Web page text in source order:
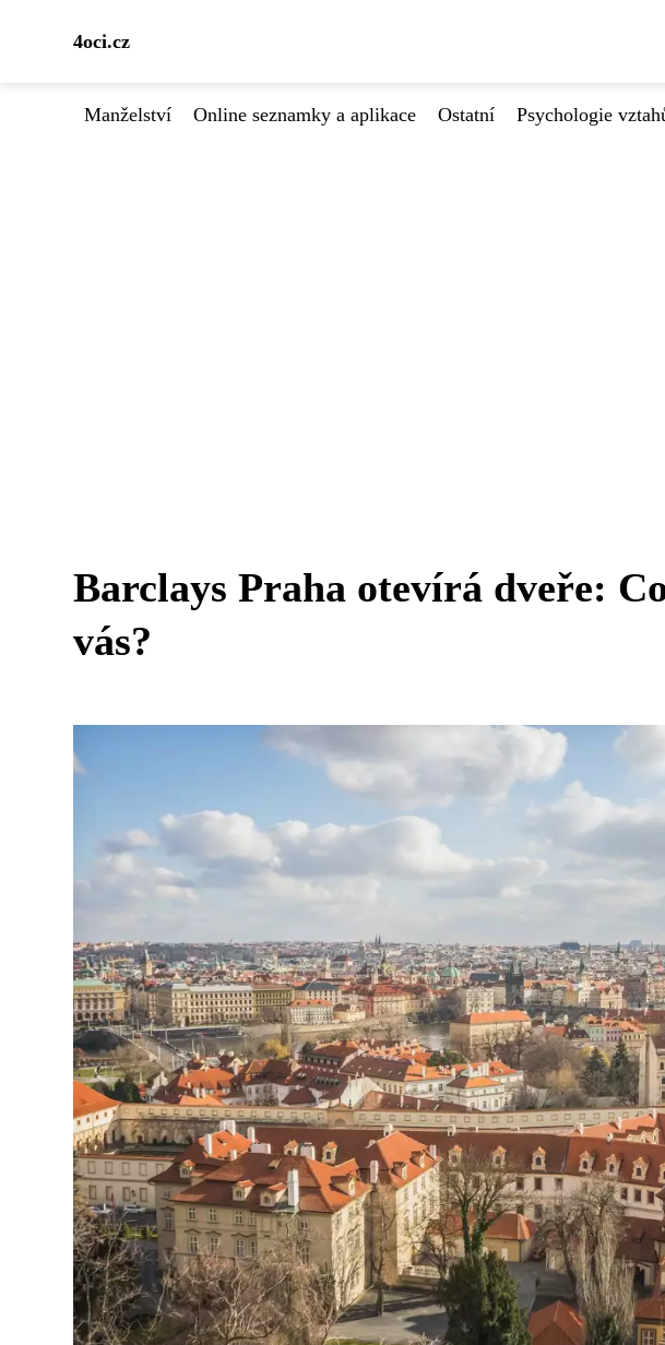
4oci.cz
Manželství Online seznamky a aplikace Ostatní Psychologie
Barclays Praha otevírá dveře:
vás?